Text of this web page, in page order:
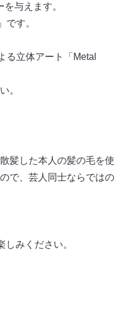
与えます。
す。
る立体アート「Metal
。
髪した本人の髪の毛を使
で、芸人同士ならではの
みください。